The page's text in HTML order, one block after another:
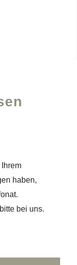
haben,
bei uns.